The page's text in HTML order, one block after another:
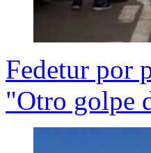
Fedetur por
"Otro golpe